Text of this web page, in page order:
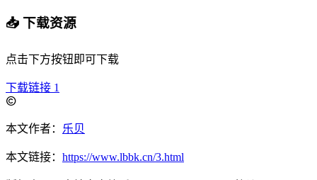
📥 下载资源
点击下方按钮即可下载
下载链接 1
本文作者： 乐贝
本文链接： https://www.lbbk.cn/3.html